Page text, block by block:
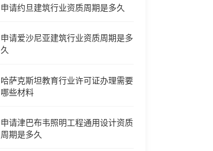
申请约旦建筑行业资质周期是多久
申请爱沙尼亚建筑行业资质周期是多
久
哈萨克斯坦教育行业许可证办理需要
哪些材料
申请津巴布韦照明工程通用设计资质
周期是多久